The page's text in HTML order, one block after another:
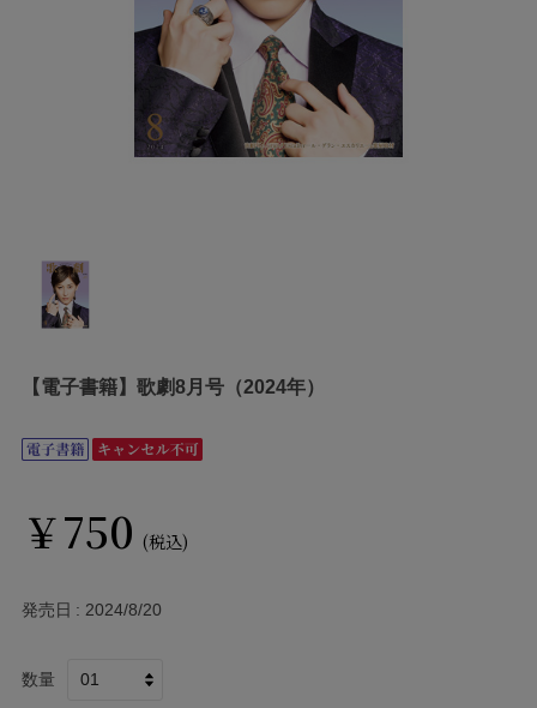
【電子書籍】歌劇8月号（2024年）
￥750 (税込)
発売日 2024/8/20
数量